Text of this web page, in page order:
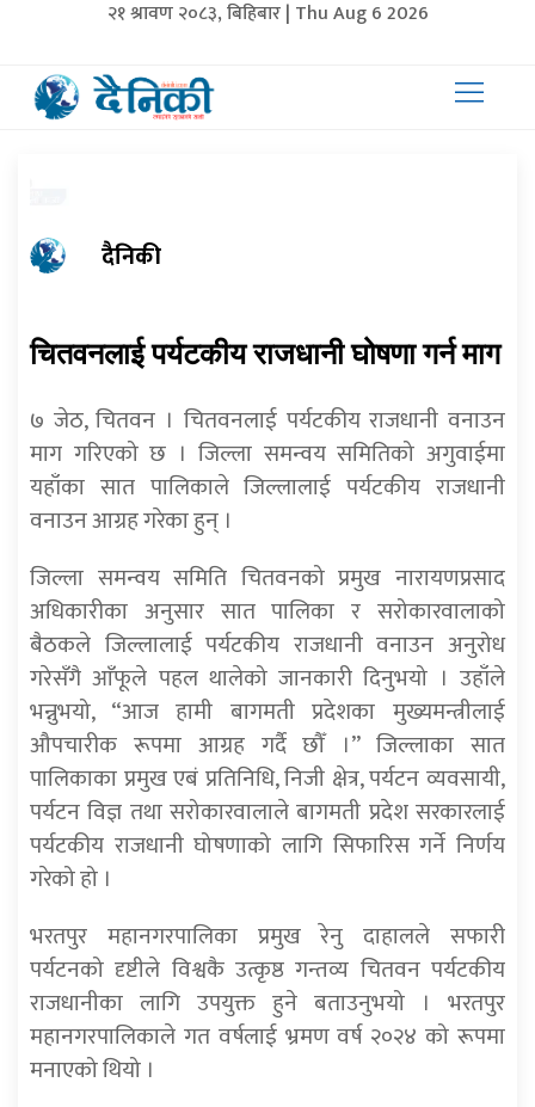
२१ श्रावण २०८३, बिहिबार | Thu Aug 6 2026
दैनिकी
चितवनलाई पर्यटकीय राजधानी घोषणा गर्न माग
७ जेठ, चितवन । चितवनलाई पर्यटकीय राजधानी वनाउन
माग गरिएको छ । जिल्ला समन्वय समितिको अगुवाईमा
यहाँका सात पालिकाले जिल्लालाई पर्यटकीय राजधानी
वनाउन आग्रह गरेका हुन् ।
जिल्ला समन्वय समिति चितवनको प्रमुख नारायणप्रसाद
अधिकारीका अनुसार सात पालिका र सरोकारवालाको
बैठकले जिल्लालाई पर्यटकीय राजधानी वनाउन अनुरोध
गरेसँगै आँफूले पहल थालेको जानकारी दिनुभयो । उहाँले
भन्नुभयो, “आज हामी बागमती प्रदेशका मुख्यमन्त्रीलाई
औपचारीक रूपमा आग्रह गर्दै छौँ ।” जिल्लाका सात
पालिकाका प्रमुख एबं प्रतिनिधि, निजी क्षेत्र, पर्यटन व्यवसायी,
पर्यटन विज्ञ तथा सरोकारवालाले बागमती प्रदेश सरकारलाई
पर्यटकीय राजधानी घोषणाको लागि सिफारिस गर्ने निर्णय
गरेको हो ।
भरतपुर महानगरपालिका प्रमुख रेनु दाहालले सफारी
पर्यटनको दृष्टीले विश्वकै उत्कृष्ठ गन्तव्य चितवन पर्यटकीय
राजधानीका लागि उपयुक्त हुने बताउनुभयो । भरतपुर
महानगरपालिकाले गत वर्षलाई भ्रमण वर्ष २०२४ को रूपमा
मनाएको थियो ।